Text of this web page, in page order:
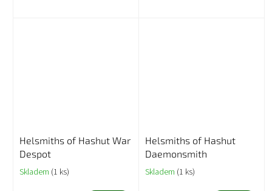
Helsmiths of Hashut War
Despot
Skladem (1 ks)
Helsmiths of Hashut
Daemonsmith
Skladem (1 ks)